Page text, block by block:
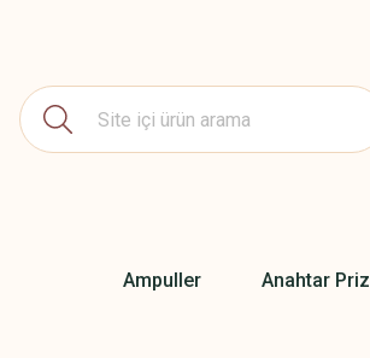
Ampuller Anahtar Priz